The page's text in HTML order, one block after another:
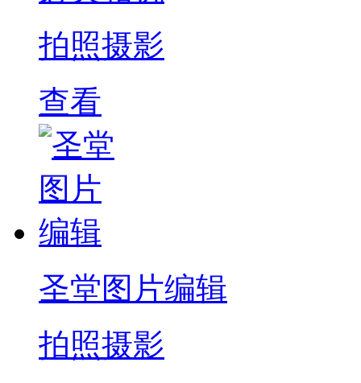
拍照摄影
查看
圣堂图片编辑
拍照摄影